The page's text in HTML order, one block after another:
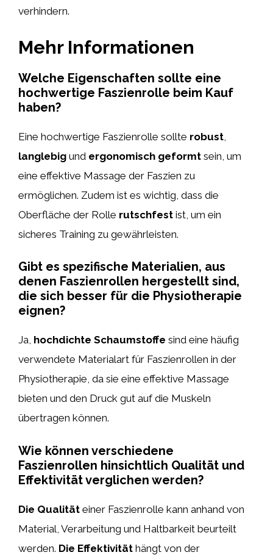
verhindern.
Mehr Informationen
Welche Eigenschaften sollte eine
hochwertige Faszienrolle beim Kauf
haben?
Eine hochwertige Faszienrolle sollte robust
langlebig und ergonomisch geformt sein, um
eine effektive Massage der Faszien zu
ermöglichen. Zudem ist es wichtig, dass die
Oberfläche der Rolle rutschfest ist, um ein
sicheres Training zu gewährleisten.
Gibt es spezifische Materialien, aus
denen Faszienrollen hergestellt sind,
die sich besser für die Physiotherapie
eignen?
Ja, hochdichte Schaumstoffe sind eine häufig
verwendete Materialart für Faszienrollen in der
Physiotherapie, da sie eine effektive Massage
bieten und den Druck gut auf die Muskeln
übertragen können.
Wie können verschiedene
Faszienrollen hinsichtlich Qualität und
Effektivität verglichen werden?
Die Qualität einer Faszienrolle kann anhand von
Material, Verarbeitung und Haltbarkeit beurteilt
werden. Die Effektivität hängt von der